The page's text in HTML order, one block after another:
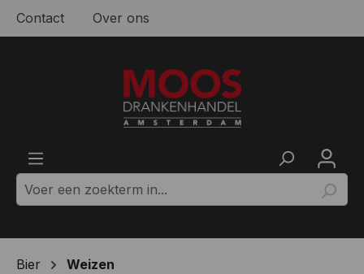
Ga naar de hoofdinhoud
Contact Over ons
Bier Weizen